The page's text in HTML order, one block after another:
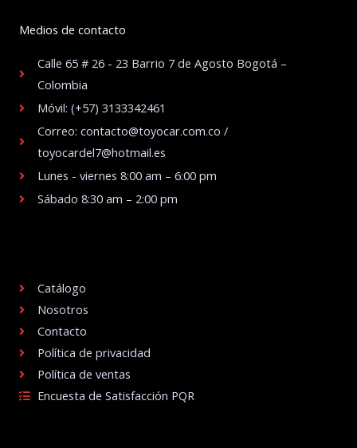
Medios de contacto
Calle 65 # 26 - 23 Barrio 7 de Agosto Bogotá –
Colombia
Móvil: (+57) 3133342461
Correo: contacto@toyocar.com.co /
toyocardel7@hotmail.es
Lunes - viernes 8:00 am – 6:00 pm
Sábado 8:30 am – 2:00 pm
Catálogo
Nosotros
Contacto
Política de privacidad
Política de ventas
Encuesta de Satisfacción PQR